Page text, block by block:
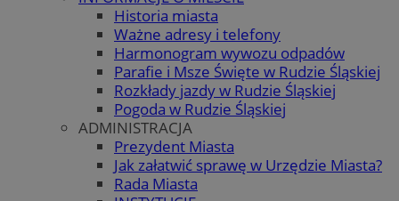
Historia miasta
Ważne adresy i telefony
Harmonogram wywozu odpadów
Parafie i Msze Święte w Rudzie Śląskiej
Rozkłady jazdy w Rudzie Śląskiej
Pogoda w Rudzie Śląskiej
ADMINISTRACJA
Prezydent Miasta
Jak załatwić sprawę w Urzędzie Miasta?
Rada Miasta